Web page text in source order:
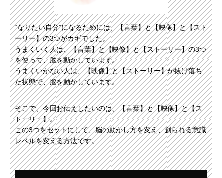
“なりたい自分”になるためには、【言葉】と【映像】と【スト
ーリー】の3つがカギでした。
うまくいく人は、【言葉】と【映像】と【ストーリー】の3つ
を使って、脳を動かしています。
うまくいかない人は、【映像】と【ストーリー】が抜け落ち
た状態で、脳を動かしています。
そこで、今回お伝えしたいのは、【言葉】と【映像】と【ス
トーリー】。
この3つをセットにして、脳の動かし方を変え、創られる意識
レベルを変える方法です。